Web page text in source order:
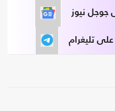
جوجل نيوز
تليغرام